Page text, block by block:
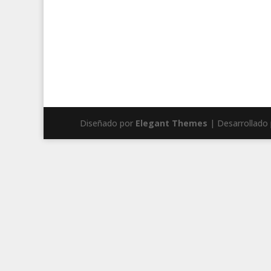
Diseñado por Elegant Themes | Desarrollado